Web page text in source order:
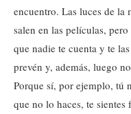
encuentro. Las luces de la
salen en las películas,
que nadie te cuenta y te
prevén y, además, luego
Porque sí, por ejemplo, tú
que no lo haces, te